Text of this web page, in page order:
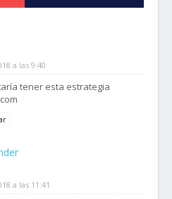
a las 9:40
tener esta estrategia
a las 11:41